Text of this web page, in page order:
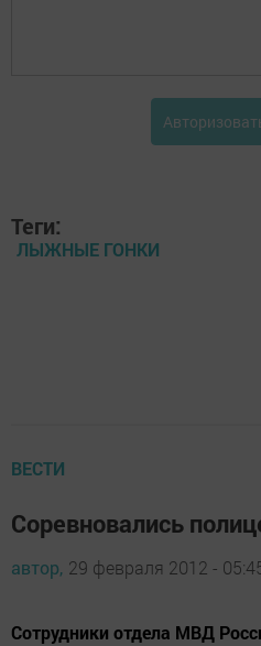
Теги:
ЛЫЖНЫЕ ГОНКИ
ВЕСТИ
Соревновались
автор, 29 февраля 2012 -
Сотрудники отдела МВД